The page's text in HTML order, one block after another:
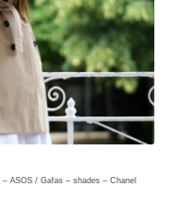
ASOS / Gafas – shades – Chanel